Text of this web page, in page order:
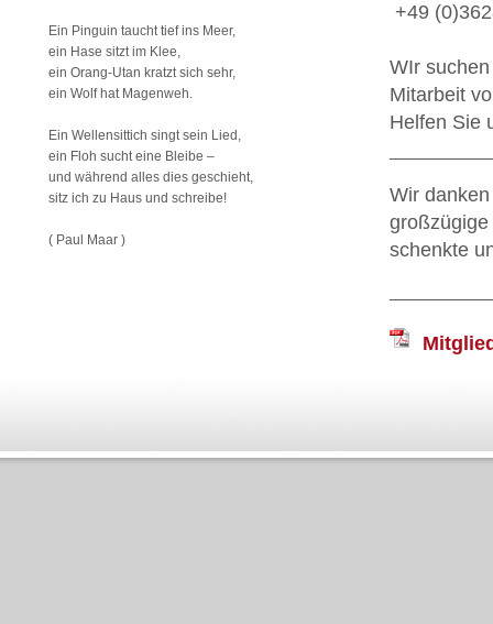
Ein Pinguin taucht tief ins Meer,
ein Hase sitzt im Klee,
ein Orang-Utan kratzt sich sehr,
ein Wolf hat Magenweh.
Ein Wellensittich singt sein Lied,
ein Floh sucht eine Bleibe –
und während alles dies geschieht,
sitz ich zu Haus und schreibe!
( Paul Maar )
+49
WIr
Mitarbeit
Helfen Sie
Wir
schenkte